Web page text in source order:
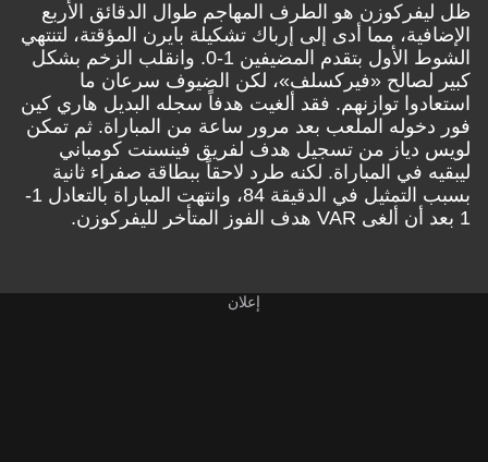
ظل ليفركوزن هو الطرف المهاجم طوال الدقائق الأربع
الإضافية، مما أدى إلى إرباك تشكيلة بايرن المؤقتة، لتنتهي
الشوط الأول بتقدم المضيفين 1-0. وانقلب الزخم بشكل
كبير لصالح «فيركسلف»، لكن الضيوف سرعان ما
استعادوا توازنهم. فقد ألغيت هدفاً سجله البديل هاري كين
فور دخوله الملعب بعد مرور ساعة من المباراة. ثم تمكن
لويس دياز من تسجيل هدف لفريق فينسنت كومباني
ليبقيه في المباراة. لكنه طرد لاحقاً ببطاقة صفراء ثانية
بسبب التمثيل في الدقيقة 84، وانتهت المباراة بالتعادل 1-
1 بعد أن ألغى VAR هدف الفوز المتأخر لليفركوزن.